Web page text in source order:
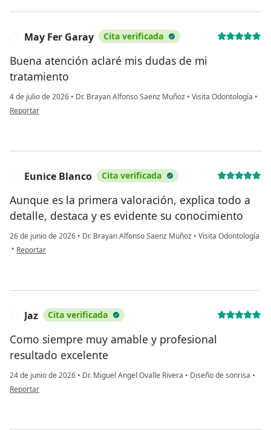
May Fer Garay Cita verificada
Buena atención aclaré mis dudas de mi
tratamiento
4 de julio de 2026 • Dr. Brayan Alfonso Saenz Muñoz • Visita Odontología •
en opinión del usuario May Fer Garay
Reportar
Eunice Blanco Cita verificada
Aunque es la primera valoración, explica todo a
detalle, destaca y es evidente su conocimiento
26 de junio de 2026 • Dr. Brayan Alfonso Saenz Muñoz • Visita Odontología
• en opinión del usuario Eunice Blanco
Reportar
Jaz Cita verificada
Como siempre muy amable y profesional
resultado excelente
24 de junio de 2026 • Dr. Miguel Angel Ovalle Rivera • Diseño de sonrisa •
en opinión del usuario Jaz
Reportar